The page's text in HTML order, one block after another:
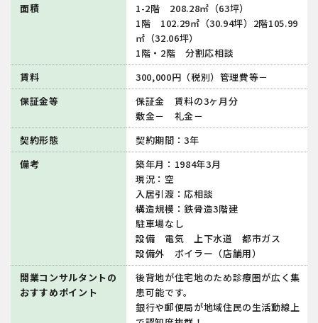
面積
1-2階 208.28㎡（63坪）
1階 102.29㎡（30.94坪）2階105.99
㎡（32.06坪）
1階・2階 分割応相談
賃料
300,000円（税別）管理費等－
保証金等
保証金 賃料の3ヶ月分
敷金－ 礼金－
契約形態
契約期間：3年
備考
築年月：1984年3月
現況：空
入居引渡：応相談
構造規模：鉄骨造3階建
駐車場なし
設備 電気 上下水道 都市ガス
設備外 ボイラー（店舗用）
開業コンサルタントの
おすすめポイント
後背地が住宅地のため診療圏が広く集
患可能です。
銀行や郵便局が地域住民の生活動線上